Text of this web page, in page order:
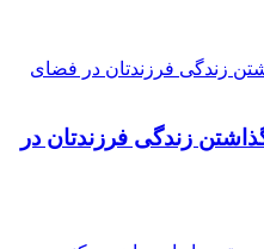
زندگی فرزندتان در